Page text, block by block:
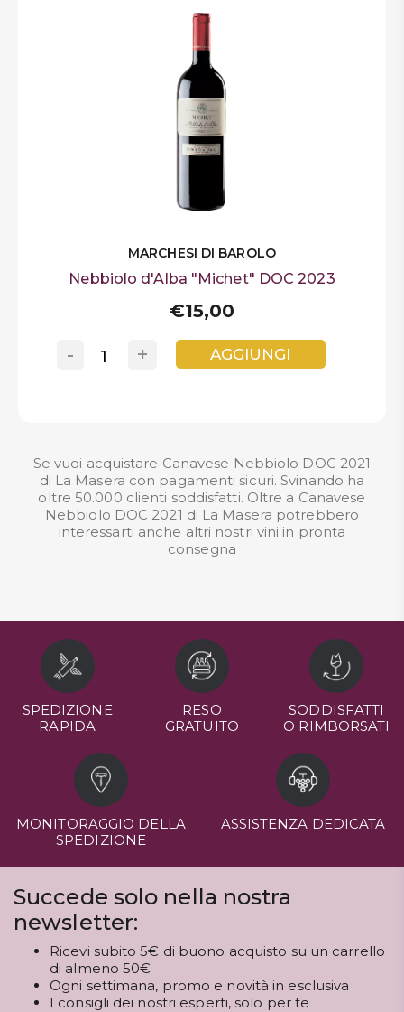
MARCHESI DI BAROLO
Nebbiolo d'Alba "Michet" DOC 2023
€15,00
+
- AGGIUNGI
Se vuoi acquistare Canavese Nebbiolo DOC 2021
di La Masera con pagamenti sicuri. Svinando ha
oltre 50.000 clienti soddisfatti. Oltre a Canavese
Nebbiolo DOC 2021 di La Masera potrebbero
interessarti anche altri nostri vini in pronta
consegna
SPEDIZIONE
RAPIDA
RESO
GRATUITO
SODDISFATTI
O RIMBORSATI
MONITORAGGIO DELLA
SPEDIZIONE
ASSISTENZA DEDICATA
Succede solo nella nostra
newsletter:
Ricevi subito 5€ di buono acquisto su un carrello
di almeno 50€
Ogni settimana, promo e novità in esclusiva
I consigli dei nostri esperti, solo per te